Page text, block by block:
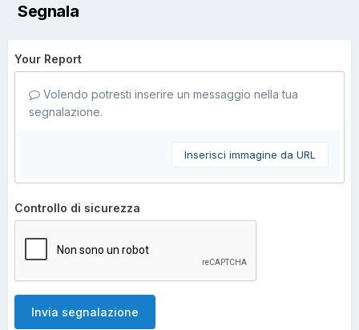
Segnala
Your Report
Volendo potresti inserire un messaggio nella tua
segnalazione.
Inserisci immagine da URL
Controllo di sicurezza
Invia segnalazione